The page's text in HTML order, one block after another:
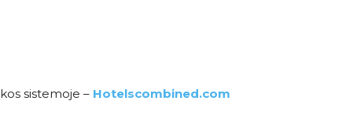
sistemoje – Hotelscombined.com